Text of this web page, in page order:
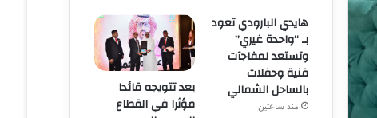
هايدي البارودي تعود
بـ “واحدة غيري”
وتستعد لمفاجآت
فنية وحفلات
بالساحل الشمالي
منذ ساعتين
بعد تتويجه قائدا
مؤثرا في القطاع